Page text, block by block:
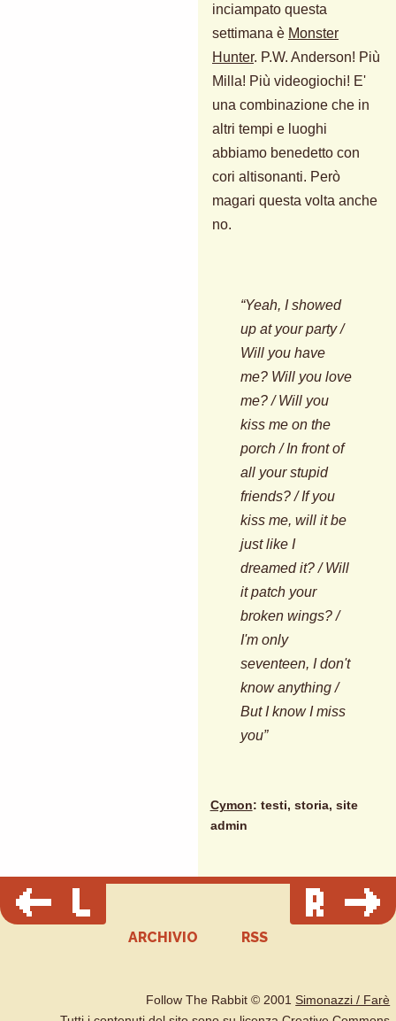
inciampato questa
settimana è Monster
Hunter. P.W. Anderson! Più
Milla! Più videogiochi! E'
una combinazione che in
altri tempi e luoghi
abbiamo benedetto con
cori altisonanti. Però
magari questa volta anche
no.
“Yeah, I showed
up at your party /
Will you have
me? Will you love
me? / Will you
kiss me on the
porch / In front of
all your stupid
friends? / If you
kiss me, will it be
just like I
dreamed it? / Will
it patch your
broken wings? /
I'm only
seventeen, I don't
know anything /
But I know I miss
you”
Cymon: testi, storia, site
admin
ARCHIVIO RSS
Follow The Rabbit © 2001Simonazzi / Farè